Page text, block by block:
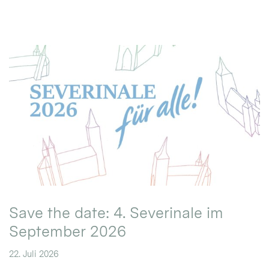
Save the date: 4. Severinale im
September 2026
22. Juli 2026